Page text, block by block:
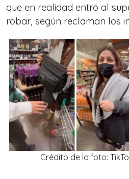
que en realidad entró al
robar, según reclaman los
Crédito de la foto: